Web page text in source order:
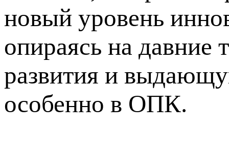
новый уровень
опираясь на
развития и
особенно в ОПК.